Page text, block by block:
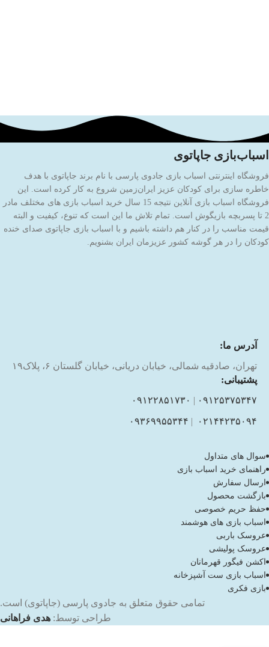
اسباب‌بازی جاپاتوی
فروشگاه اینترنتی اسباب بازی جادوی پارسی با نام برند جاپاتوی با هدف
خاطره سازی برای کودکان عزیز ایران‌زمین شروع به کار کرده است. این
فروشگاه اسباب بازی آنلاین نتیجه 15 سال خرید اسباب بازی های مختلف مادر
2 تا پسربچه بازیگوش است. تمام تلاش ما این است که تنوع، کیفیت و البته
قیمت مناسب را در کنار هم داشته باشیم و با اسباب بازی جاپاتوی صدای خنده
کودکان را در هر گوشه کشور عزیزمان ایران بشنویم.
آدرس ما:
تهران، صادقیه شمالی، خیابان دریانی، خیابان گلستان ۶، پلاک۱۹
پشتیبانی:
۰۹۱۲۵۳۷۵۳۴۷ | ۰۹۱۲۲۸۵۱۷۳۰
۰۲۱۴۴۲۳۵۰۹۴ | ۰۹۳۶۹۹۵۵۳۴۴
سوال های متداول
راهنمای خرید اسباب بازی
ارسال سفارش
بازگشت محصول
حفظ حریم خصوصی
اسباب بازی های هوشمند
عروسک باربی
عروسک پولیشی
اکشن فیگور قهرمانان
اسباب بازی ست آشپزخانه
بازی فکری
تمامی حقوق متعلق به جادوی پارسی (جاپاتوی) است.
طراحی توسط: هدی فراهانی